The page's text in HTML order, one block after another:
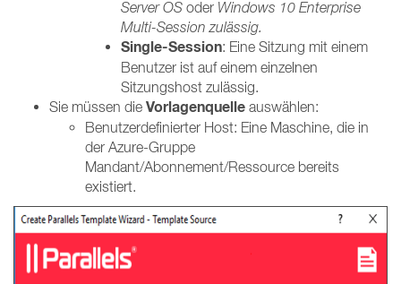
Server OS oder Windows 10 Enterprise
Multi-Session zulässig.
Single-Session: Eine Sitzung mit einem
Benutzer ist auf einem einzelnen
Sitzungshost zulässig.
Sie müssen die Vorlagenquelle auswählen:
Benutzerdefinierter Host: Eine Maschine, die in
der Azure-Gruppe
Mandant/Abonnement/Ressource bereits
existiert.